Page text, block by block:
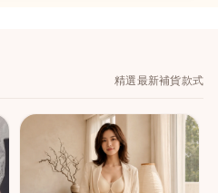
精選最新補貨款式